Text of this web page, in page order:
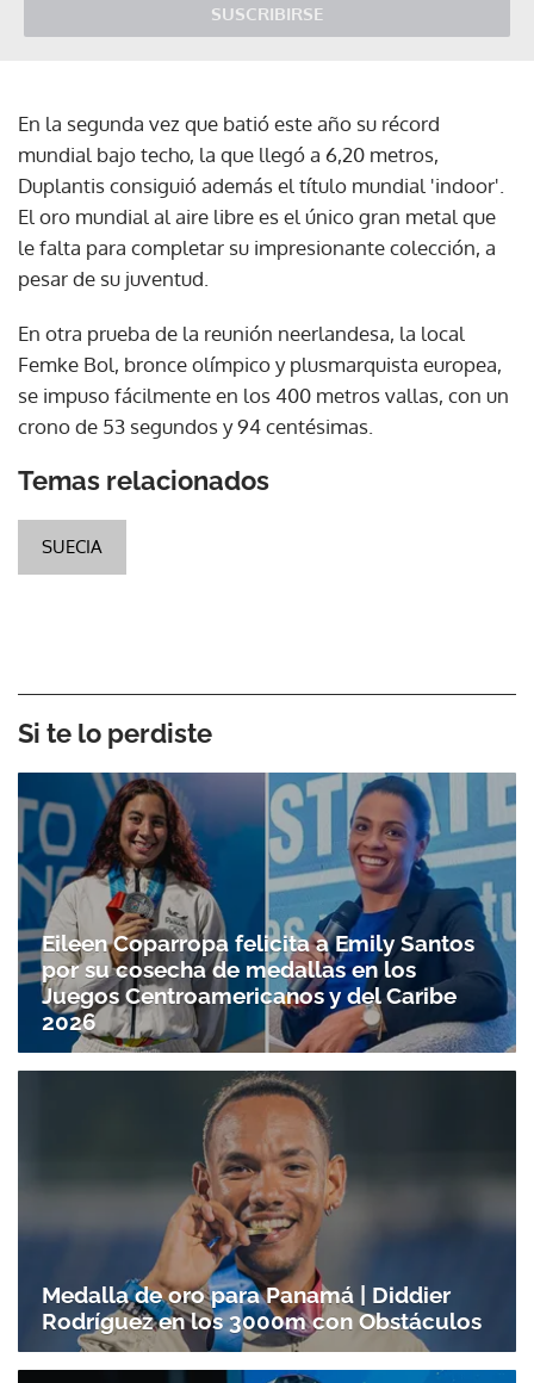
SUSCRIBIRSE
En la segunda vez que batió este año su récord
mundial bajo techo, la que llegó a 6,20 metros,
Duplantis consiguió además el título mundial 'indoor'.
El oro mundial al aire libre es el único gran metal que
le falta para completar su impresionante colección, a
pesar de su juventud.
En otra prueba de la reunión neerlandesa, la local
Femke Bol, bronce olímpico y plusmarquista europea,
se impuso fácilmente en los 400 metros vallas, con un
crono de 53 segundos y 94 centésimas.
Temas relacionados
SUECIA
Si te lo perdiste
Eileen Coparropa felicita a Emily Santos
por su cosecha de medallas en los
Juegos Centroamericanos y del Caribe
2026
Medalla de oro para Panamá | Diddier
Rodríguez en los 3000m con Obstáculos